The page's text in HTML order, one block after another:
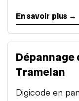
En savoir plus →
Dépannage
Tramelan
Digicode en